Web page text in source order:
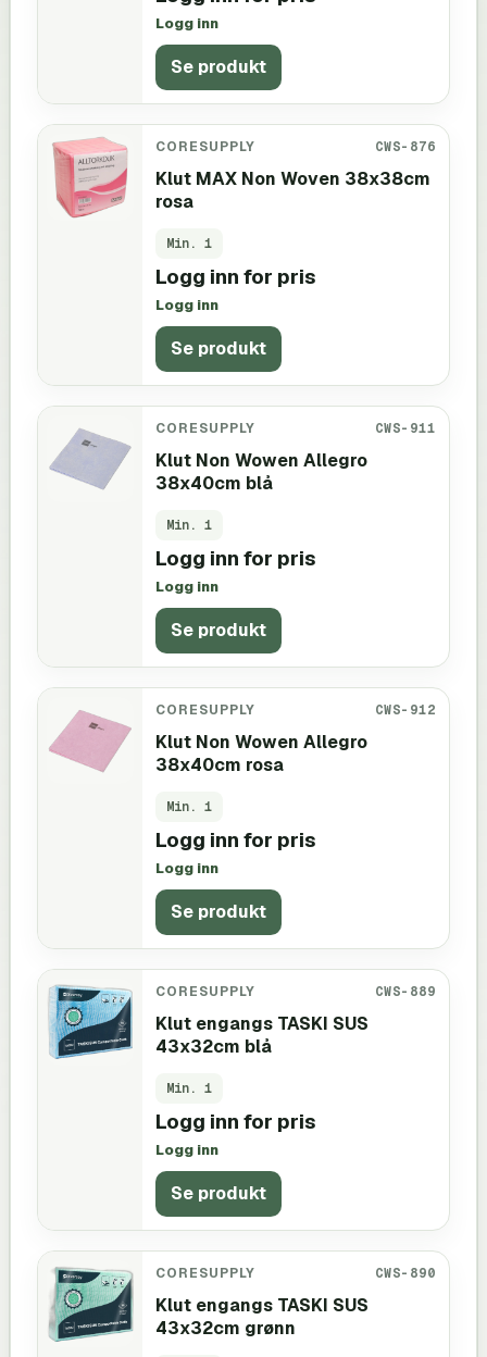
Logg inn
Se produkt
CORESUPPLY CWS-876
Klut MAX Non Woven 38x38cm
rosa
Min. 1
Logg inn for pris
Logg inn
Se produkt
CORESUPPLY CWS-911
Klut Non Wowen Allegro
38x40cm blå
Min. 1
Logg inn for pris
Logg inn
Se produkt
CORESUPPLY CWS-912
Klut Non Wowen Allegro
38x40cm rosa
Min. 1
Logg inn for pris
Logg inn
Se produkt
CORESUPPLY CWS-889
Klut engangs TASKI SUS
43x32cm blå
Min. 1
Logg inn for pris
Logg inn
Se produkt
CORESUPPLY CWS-890
Klut engangs TASKI SUS
43x32cm grønn